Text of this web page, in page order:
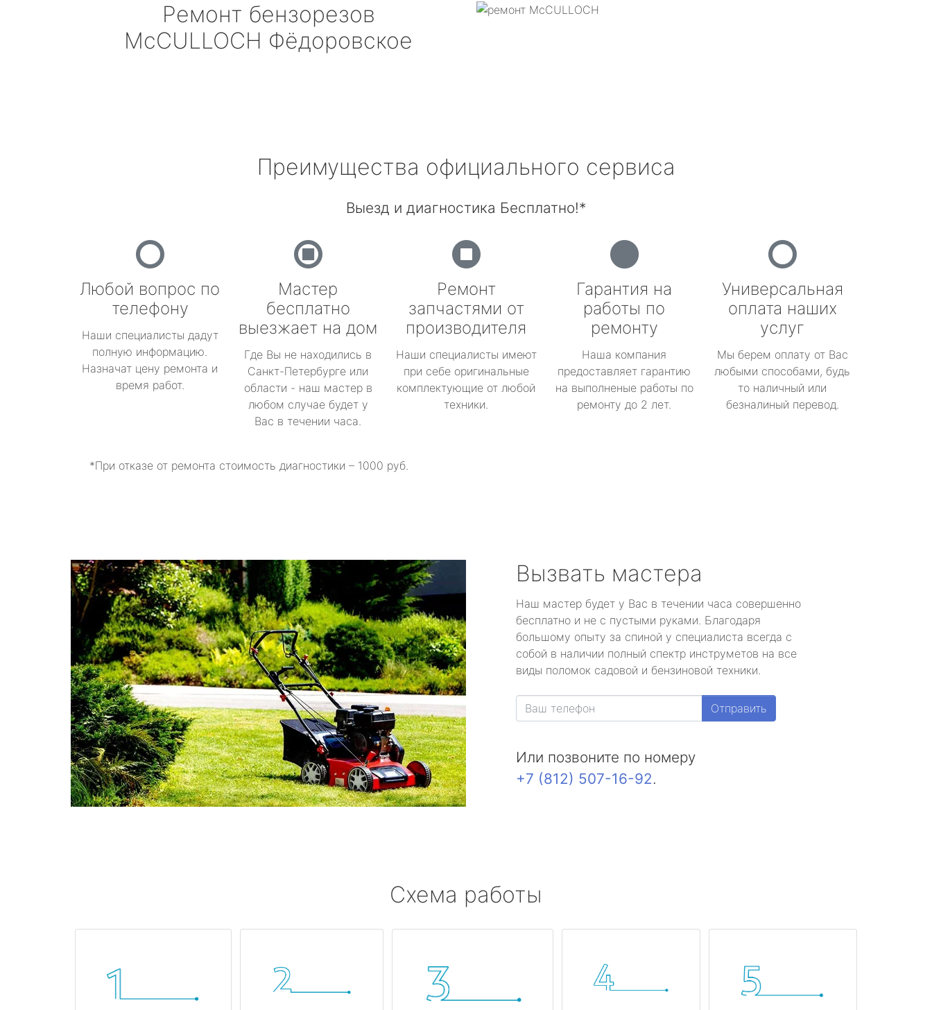
Ремонт бензорезов
McCULLOCH Фёдоровское
Преимущества официального сервиса
Выезд и диагностика Бесплатно!*
Любой вопрос по
телефону
Наши специалисты дадут
полную информацию.
Назначат цену ремонта и
время работ.
Мастер
бесплатно
выезжает на дом
Где Вы не находились в
Санкт-Петербурге или
области - наш мастер в
любом случае будет у
Вас в течении часа.
Ремонт
запчастями от
производителя
Наши специалисты имеют
при себе оригинальные
комплектующие от любой
техники.
Гарантия на
работы по
ремонту
Наша компания
предоставляет гарантию
на выполненые работы по
ремонту до 2 лет.
Универсальная
оплата наших
услуг
Мы берем оплату от Вас
любыми способами, будь
то наличный или
безналиный перевод.
*При отказе от ремонта стоимость диагностики – 1000 руб.
Вызвать мастера
Наш мастер будет у Вас в течении часа совершенно
бесплатно и не с пустыми руками. Благодаря
большому опыту за спиной у специалиста всегда с
собой в наличии полный спектр инструметов на все
виды поломок садовой и бензиновой техники.
Отправить
Или позвоните по номеру
+7 (812) 507-16-92.
Схема работы